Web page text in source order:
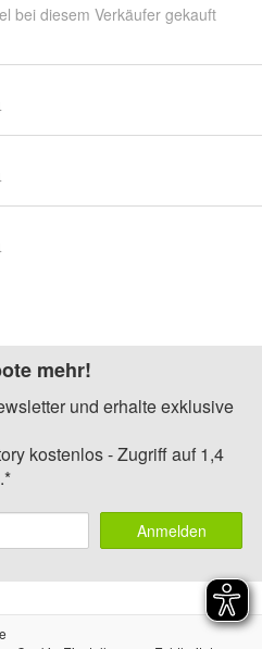
bei diesem Verkäufer gekauft
mehr!
und erhalte exklusive
kostenlos - Zugriff auf 1,4
Anmelden